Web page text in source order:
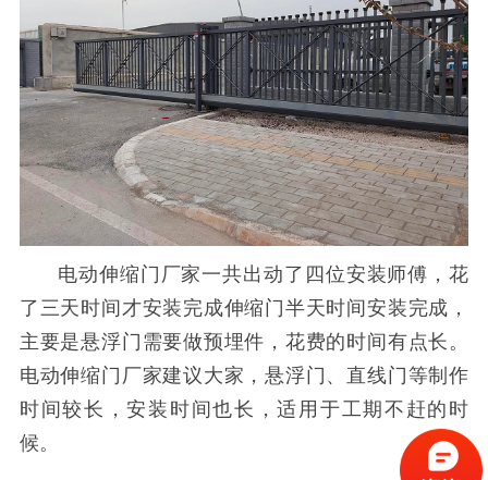
电动伸缩门厂家一共出动了四位安装师傅，花
了三天时间才安装完成伸缩门半天时间安装完成，
主要是悬浮门需要做预埋件，花费的时间有点长。
电动伸缩门厂家建议大家，悬浮门、直线门等制作
时间较长，安装时间也长，适用于工期不赶的时
候。